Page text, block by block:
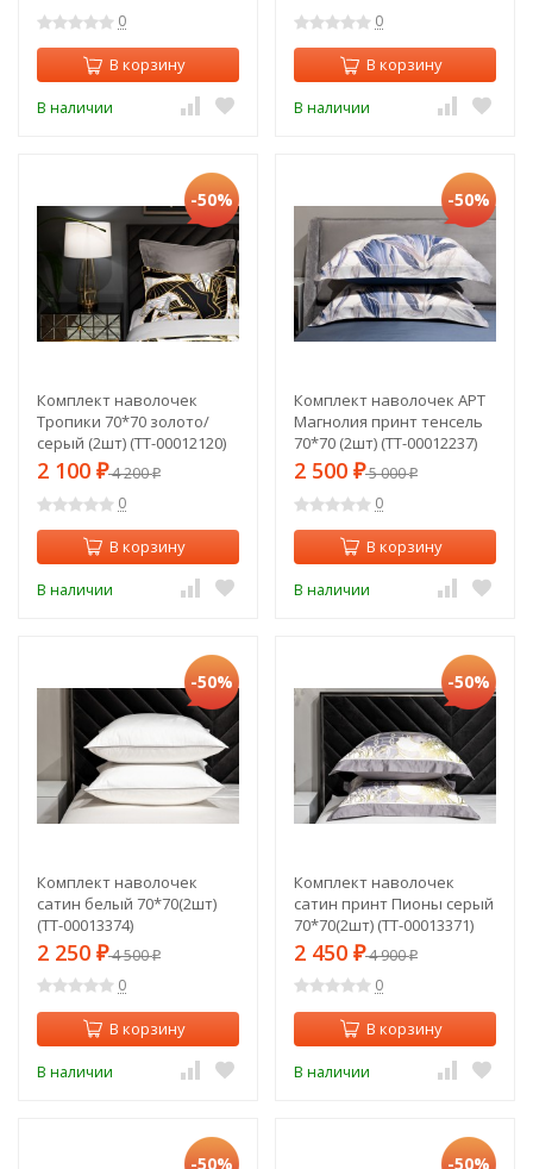
0
В корзину
В наличии
0
В корзину
В наличии
-50%
Комплект наволочек
Тропики 70*70 золото/
серый (2шт) (TT-00012120)
2 100 ₽4 200₽
0
В корзину
В наличии
-50%
Комплект наволочек АРТ
Магнолия принт тенсель
70*70 (2шт) (TT-00012237)
2 500 ₽5 000₽
0
В корзину
В наличии
-50%
Комплект наволочек
сатин белый 70*70(2шт)
(TT-00013374)
2 250 ₽4 500₽
0
В корзину
В наличии
-50%
Комплект наволочек
сатин принт Пионы серый
70*70(2шт) (TT-00013371)
2 450 ₽4 900₽
0
В корзину
В наличии
-50% -50%